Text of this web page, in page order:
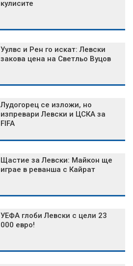
кулисите
Уулвс и Рен го искат: Левски
закова цена на Светльо Вуцов
Лудогорец се изложи, но
изпревари Левски и ЦСКА за
FIFA
Щастие за Левски: Майкон ще
играе в реванша с Кайрат
УЕФА глоби Левски с цели 23
000 евро!